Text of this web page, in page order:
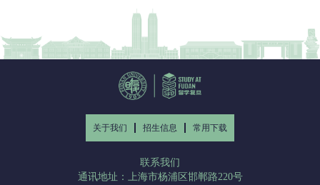
关于我们 招生信息 常用下载
联系我们
通讯地址：上海市杨浦区邯郸路220号